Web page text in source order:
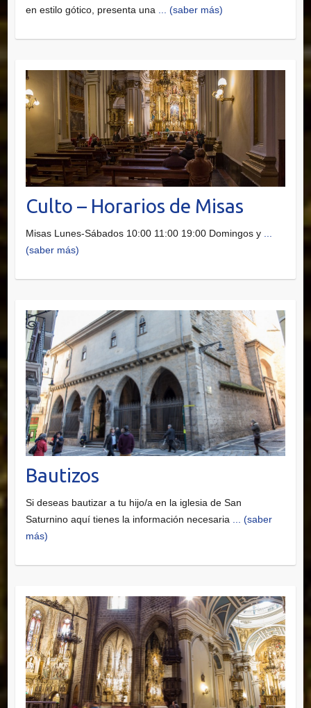
en estilo gótico, presenta una
... (saber más)
Culto – Horarios de Misas
Misas Lunes-Sábados 10:00 11:00 19:00 Domingos y
(saber más)
Bautizos
Si deseas bautizar a tu hijo/a en la iglesia de San
Saturnino aquí tienes la información necesaria ... (saber
más)